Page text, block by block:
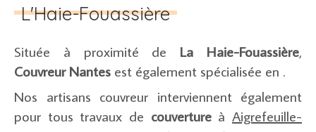
L'Haie-Fouassière
Située à proximité de La Haie-Fouassière,
Couvreur Nantes est également spécialisée en .
Nos artisans couvreur interviennent également
pour tous travaux de couvertureàAigrefeuille-